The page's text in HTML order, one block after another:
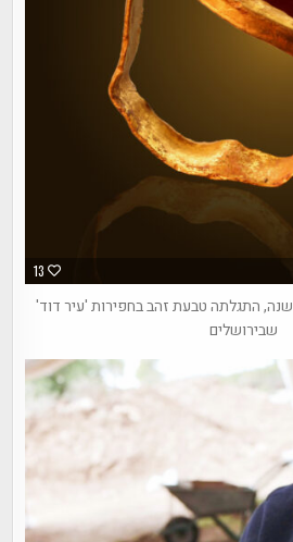
13
התגלתה טבעת זהב בחפירות 'עיר דוד'
שבירושלים